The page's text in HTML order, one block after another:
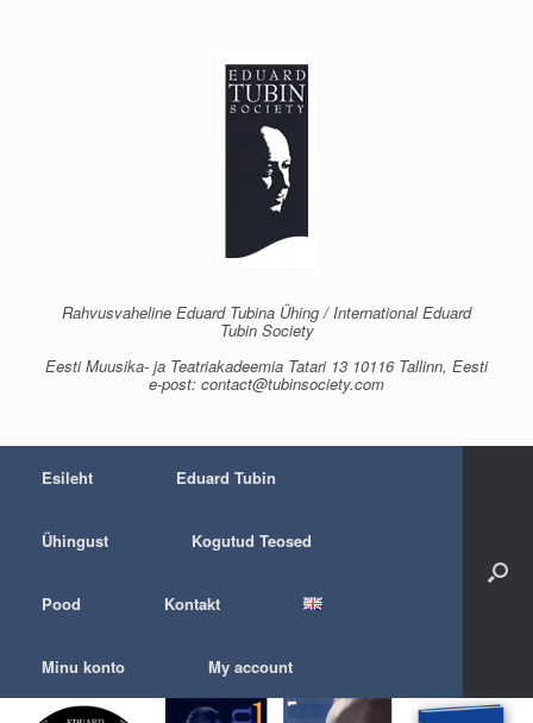
Rahvusvaheline Eduard Tubina Ühing / International Eduard
Tubin Society
Eesti Muusika- ja Teatriakadeemia Tatari 13 10116 Tallinn, Eesti
e-post: contact@tubinsociety.com
Esileht Eduard Tubin
Ühingust Kogutud Teosed
Pood Kontakt
Minu konto My account